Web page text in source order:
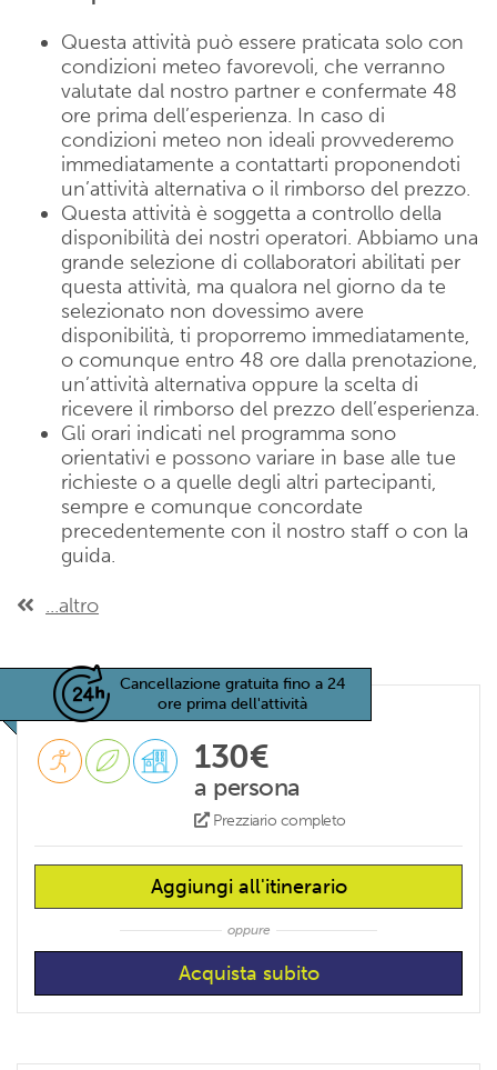
Questa attività può essere praticata solo con
condizioni meteo favorevoli, che verranno
valutate dal nostro partner e confermate 48
ore prima dell’esperienza. In caso di
condizioni meteo non ideali provvederemo
immediatamente a contattarti proponendoti
un’attività alternativa o il rimborso del prezzo.
Questa attività è soggetta a controllo della
disponibilità dei nostri operatori. Abbiamo una
grande selezione di collaboratori abilitati per
questa attività, ma qualora nel giorno da te
selezionato non dovessimo avere
disponibilità, ti proporremo immediatamente,
o comunque entro 48 ore dalla prenotazione,
un’attività alternativa oppure la scelta di
ricevere il rimborso del prezzo dell’esperienza.
Gli orari indicati nel programma sono
orientativi e possono variare in base alle tue
richieste o a quelle degli altri partecipanti,
sempre e comunque concordate
precedentemente con il nostro staff o con la
guida.
...altro
Cancellazione gratuita fino a 24
ore prima dell'attività
130€
a persona
Prezziario completo
Aggiungi all'itinerario
oppure